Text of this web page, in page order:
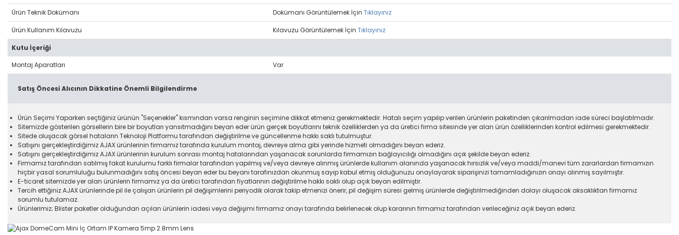
Ürün Teknik Dokümanı Dokümanı Görüntülemek İçin Tıklayınız
Ürün Kullanım Kılavuzu Kılavuzu Görüntülemek İçin Tıklayınız
Kutu İçeriği
Montaj Aparatları
Var
Satış Öncesi Alıcının Dikkatine Önemli Bilgilendirme
Ürün Seçimi Yaparken seçtiğiniz ürünün "Seçenekler" kısmından varsa renginin seçimine dikkat etmeniz gerekmektedir. Hatalı seçim yapılıp verilen ürünlerin paketinden çıkarılmadan iade süreci başlatılmadır.
Sitemizde gösterilen görsellerin bire bir boyutları yansıtmadığını beyan eder ürün gerçek boyutlarını teknik özelliklerden ya da üretici firma sitesinde yer alan ürün özelliklerinden kontrol edilmesi gerekmektedir.
Sitede oluşacak görsel hataların Teknoloji Platformu tarafından değiştirilme ve güncellenme hakkı saklı tutulmuştur.
Satışını gerçekleştirdiğimiz AJAX ürünlerinin firmamız tarafında kurulum montaj, devreye alma gibi yerinde hizmeti olmadığını beyan ederiz.
Satışını gerçekleştirdiğimiz AJAX ürünlerinin kurulum sonrası montaj hatalarından yaşanacak sorunlarda firmamızın bağlayıcılığı olmadığını açık şekilde beyan ederiz.
Firmamız tarafından satılmış fakat kurulumu farklı firmalar tarafından yapılmış ve/veya devreye alınmış ürünlerde kullanım alanında yaşanacak hırsızlık ve/veya maddi/manevi tüm zararlardan firmamızın
hiçbir yasal sorumluluğu bulunmadığını satış öncesi beyan eder bu beyanı tarafınızdan okunmuş sayıp kabul etmiş olduğunuzu onaylayarak siparişinizi tamamladığınızın onayı alınmış sayılmıştır.
E-ticaret sitemizde yer alan ürünlerin firmamız ya da üretici tarafından fiyatlarının değiştirilme hakkı saklı olup açık beyan edilmiştir.
Tercih ettiğiniz AJAX ürünlerinde pil ile çalışan ürünlerin pil değişimlerini periyodik olarak takip etmenizi önerir, pil değişim süresi gelmiş ürünlerde değiştirilmediğinden dolayı oluşacak aksaklıktan firmamız
sorumlu tutulamaz.
Ürünlerimiz; Blister paketler olduğundan açılan ürünlerin iadesi veya değişimi firmamız onayı tarafında belirlenecek olup kararının firmamız tarafından verileceğiniz açık beyan ederiz.